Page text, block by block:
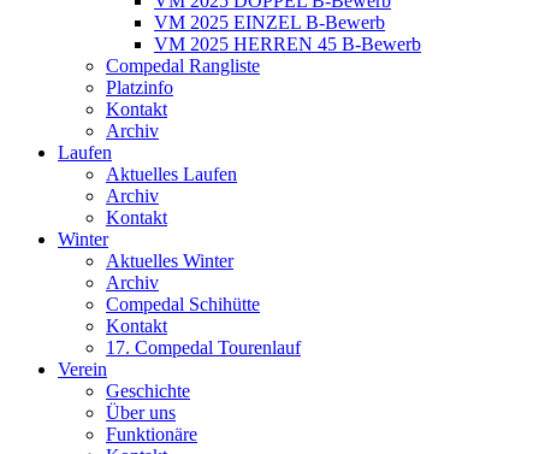
VM 2025 EINZEL B-Bewerb
VM 2025 HERREN 45 B-Bewerb
Compedal Rangliste
Platzinfo
Kontakt
Archiv
Laufen
Aktuelles Laufen
Archiv
Kontakt
Winter
Aktuelles Winter
Archiv
Compedal Schihütte
Kontakt
17. Compedal Tourenlauf
Verein
Geschichte
Über uns
Funktionäre